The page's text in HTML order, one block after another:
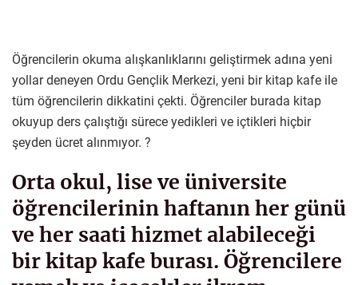
Öğrencilerin okuma alışkanlıklarını geliştirmek adına yeni
yollar deneyen Ordu Gençlik Merkezi, yeni bir kitap kafe ile
tüm öğrencilerin dikkatini çekti. Öğrenciler burada kitap
okuyup ders çalıştığı sürece yedikleri ve içtikleri hiçbir
şeyden ücret alınmıyor. ?
Orta okul, lise ve üniversite
öğrencilerinin haftanın her günü
ve her saati hizmet alabileceği
bir kitap kafe burası. Öğrencilere